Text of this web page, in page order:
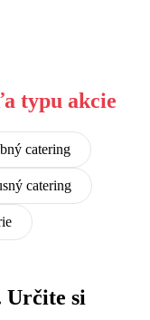
typu akcie
catering
catering
Určite si